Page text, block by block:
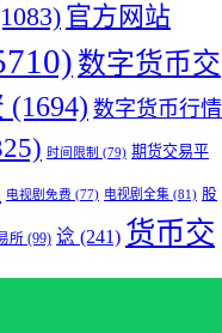
官方网站
数字货币交
(1694) 数字货币行情
时间限制 (79) 期货交易平
电视剧免费 (77) 电视剧全集 (81) 股
所 (99) 谂 (241) 货币交